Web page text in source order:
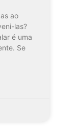
ao
las?
é uma
Se